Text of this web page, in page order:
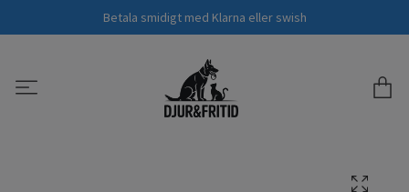
Betala smidigt med Klarna eller swish